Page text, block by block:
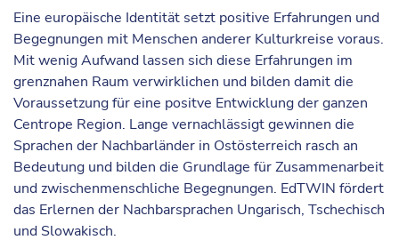
Eine europäische Identität setzt positive Erfahrungen und
Begegnungen mit Menschen anderer Kulturkreise voraus.
Mit wenig Aufwand lassen sich diese Erfahrungen im
grenznahen Raum verwirklichen und bilden damit die
Voraussetzung für eine positve Entwicklung der ganzen
Centrope Region. Lange vernachlässigt gewinnen die
Sprachen der Nachbarländer in Ostösterreich rasch an
Bedeutung und bilden die Grundlage für Zusammenarbeit
und zwischenmenschliche Begegnungen. EdTWIN fördert
das Erlernen der Nachbarsprachen Ungarisch, Tschechisch
und Slowakisch.